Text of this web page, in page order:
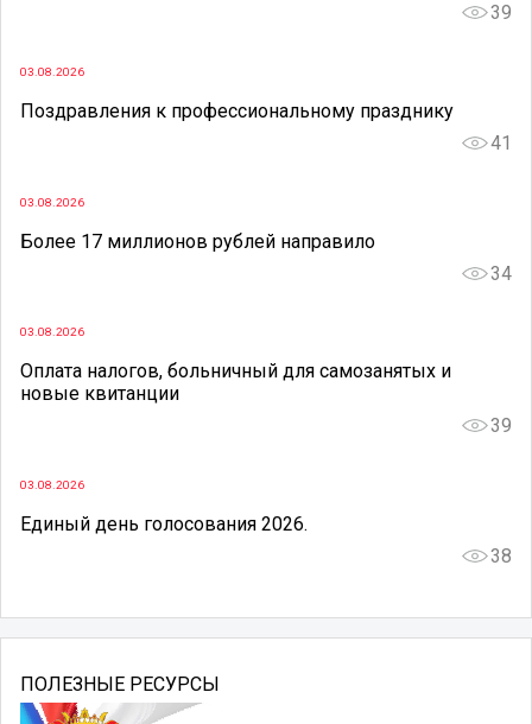
39
03.08.2026
Поздравления к профессиональному празднику
41
03.08.2026
Более 17 миллионов рублей направило
34
03.08.2026
Оплата налогов, больничный для самозанятых и
новые квитанции
39
03.08.2026
Единый день голосования 2026.
38
ПОЛЕЗНЫЕ РЕСУРСЫ